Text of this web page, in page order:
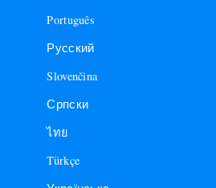
Português
Русский
Slovenčina
Српски
ไทย
Türkçe